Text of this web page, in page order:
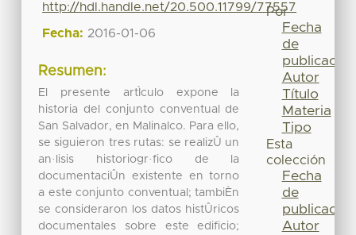
http://hdl.handle.net/20.500.11799/77557
Fecha: 2016-01-06
Resumen:
El presente artÌculo expone la
historia del conjunto conventual de
San Salvador, en Malinalco. Para ello,
se siguieron tres rutas: se realizÛ un
an·lisis historiogr·fico de la
documentaciÛn existente en torno
a este conjunto conventual; tambiÈn
se consideraron los datos histÛricos
documentales sobre este edificio;
Por
Fecha
de
publicación
Autor
Título
Materia
Tipo
Esta
colección
Fecha
de
publicación
Autor